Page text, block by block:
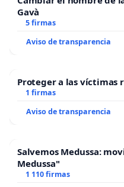
Gavà
5 firmas
Aviso de transparencia
Proteger a las víctimas
1 firmas
Aviso de transparencia
Salvemos Medussa:
Medussa"
1 110 firmas